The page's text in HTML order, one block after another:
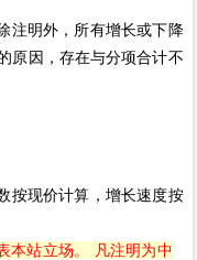
明外，所有增长或下降
原因，存在与分项合计不
现价计算，增长速度按
本站立场。 凡注明为中